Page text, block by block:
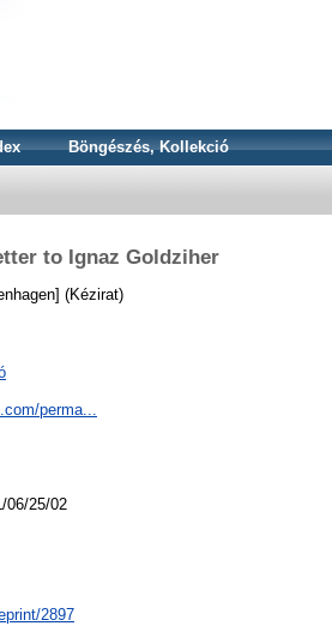
Böngészés, Kollekció
to Ignaz Goldziher
(Kézirat)
perma...
06/25/02
2897